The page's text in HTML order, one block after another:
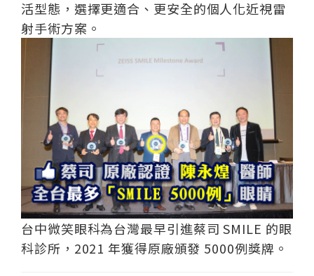
活型態，選擇更適合、更安全的個人化近視雷
射手術方案。
台中微笑眼科為台灣最早引進蔡司 SMILE 的眼
科診所，2021 年獲得原廠頒發 5000例獎牌。